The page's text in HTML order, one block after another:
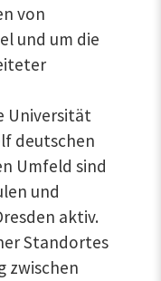
von
und um die
Universität
deutschen
Umfeld sind
und
aktiv.
Standortes
zwischen